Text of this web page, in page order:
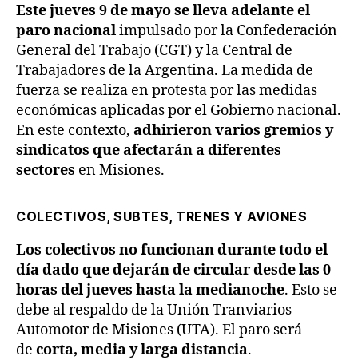
Este jueves 9 de mayo se lleva adelante el
paro nacionalimpulsado por la Confederación
General del Trabajo (CGT) y la Central de
Trabajadores de la Argentina. La medida de
fuerza se realiza en protesta por las medidas
económicas aplicadas por el Gobierno nacional.
En este contexto, adhirieron varios gremios y
sindicatos que afectarán a diferentes
sectores en Misiones.
COLECTIVOS, SUBTES, TRENES Y AVIONES
Los colectivos no funcionan durante todo el
día dado que dejarán de circular desde las 0
horas del jueves hasta la medianoche. Esto se
debe al respaldo de la Unión Tranviarios
Automotor de Misiones (UTA). El paro será
de corta, media y larga distancia.